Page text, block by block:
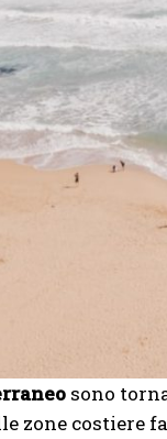
sono
zone costiere